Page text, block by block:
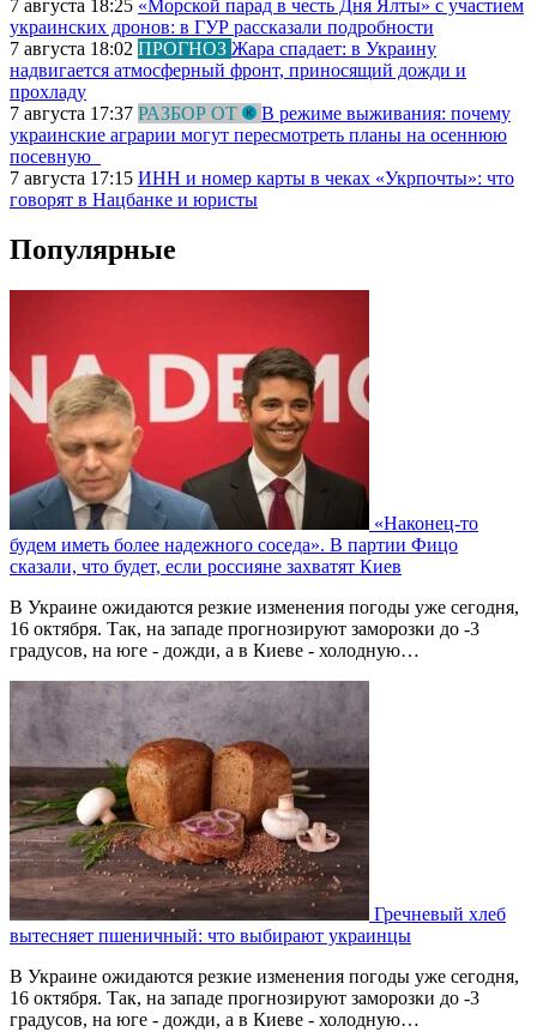
7 августа 18:25 «Морской парад в честь Дня Ялты» с участием
украинских дронов: в ГУР рассказали подробности
7 августа 18:02 ПРОГНОЗ Жара спадает: в Украину
надвигается атмосферный фронт, приносящий дожди и
прохладу
7 августа 17:37 РАЗБОР ОТ
В режиме выживания: почему
украинские аграрии могут пересмотреть планы на осеннюю
посевную
7 августа 17:15 ИНН и номер карты в чеках «Укрпочты»: что
говорят в Нацбанке и юристы
Популярные
«Наконец-то
будем иметь более надежного соседа». В партии Фицо
сказали, что будет, если россияне захватят Киев
В Украине ожидаются резкие изменения погоды уже сегодня,
16 октября. Так, на западе прогнозируют заморозки до -3
градусов, на юге - дожди, а в Киеве - холодную…
Гречневый хлеб
вытесняет пшеничный: что выбирают украинцы
В Украине ожидаются резкие изменения погоды уже сегодня,
16 октября. Так, на западе прогнозируют заморозки до -3
градусов, на юге - дожди, а в Киеве - холодную…